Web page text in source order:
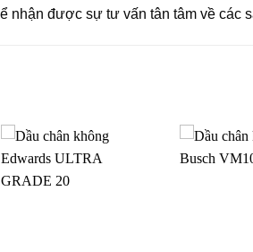
nhận được sự tư vấn tân tâm về các